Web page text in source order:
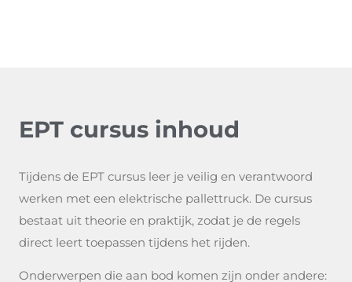
EPT cursus inhoud
Tijdens de EPT cursus leer je veilig en verantwoord
werken met een elektrische pallettruck. De cursus
bestaat uit theorie en praktijk, zodat je de regels
direct leert toepassen tijdens het rijden.
Onderwerpen die aan bod komen zijn onder andere: